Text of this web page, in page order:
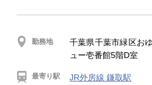
勤務地
千葉県千葉市緑区お
ュー壱番館5階D室
最寄り駅
JR外房線 鎌取駅